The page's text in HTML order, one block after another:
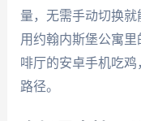
量，无需手动切换
用约翰内斯堡公寓里
啡厅的安卓手机吃
路径。